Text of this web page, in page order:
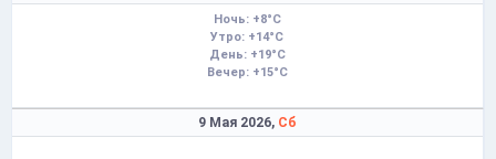
Ночь: +8°C
Утро: +14°C
День: +19°C
Вечер: +15°C
9 Мая 2026, Сб